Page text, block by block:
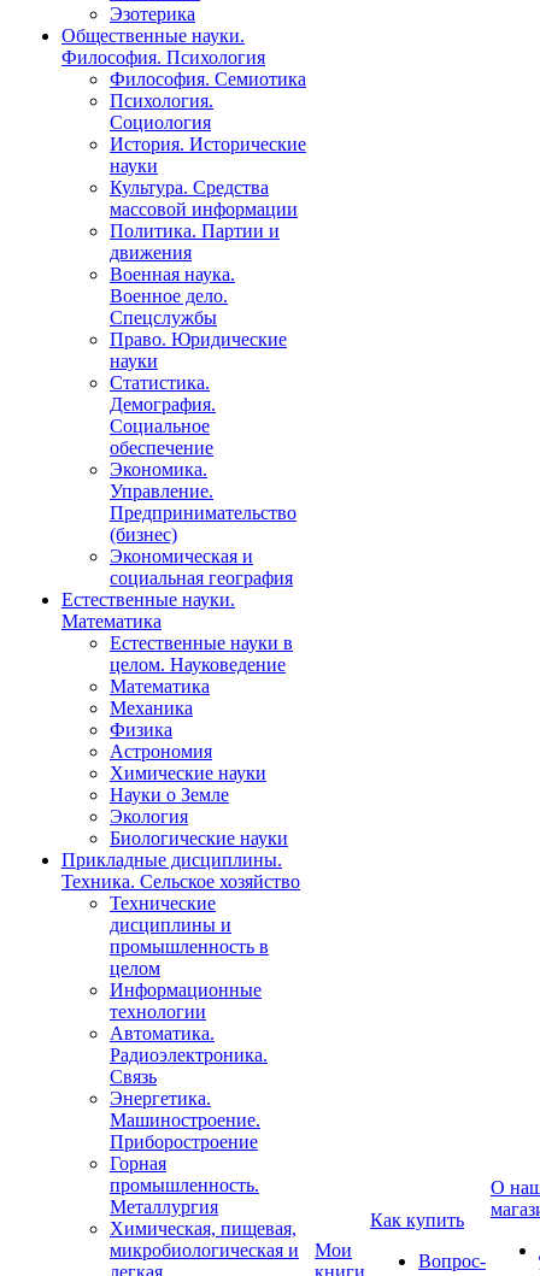
Эзотерика
Общественные науки.
Философия. Психология
Философия. Семиотика
Психология.
Социология
История. Исторические
науки
Культура. Средства
массовой информации
Политика. Партии и
движения
Военная наука.
Военное дело.
Спецслужбы
Право. Юридические
науки
Статистика.
Демография.
Социальное
обеспечение
Экономика.
Управление.
Предпринимательство
(бизнес)
Экономическая и
социальная география
Естественные науки.
Математика
Естественные науки в
целом. Науковедение
Математика
Механика
Физика
Астрономия
Химические науки
Науки о Земле
Экология
Биологические науки
Прикладные дисциплины.
Техника. Сельское хозяйство
Технические
дисциплины и
промышленность в
целом
Информационные
технологии
Автоматика.
Радиоэлектроника.
Связь
Энергетика.
Машиностроение.
Приборостроение
Горная
промышленность.
Металлургия
Химическая, пищевая,
микробиологическая и
легкая
Мои
книги
Как купить
Вопрос-
О